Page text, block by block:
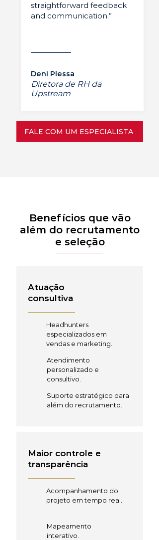
straightforward feedback
and communication.”
Deni Plessa
Diretora de RH da
Upstream
FALE COM UM ESPECIALISTA
Benefícios que vão
além do recrutamento
e seleção
Atuação
consultiva
Headhunters
especializados em
vendas e marketing.
Atendimento
personalizado e
consultivo.
Suporte estratégico para
além do recrutamento.
Maior controle e
transparência
Acompanhamento do
projeto em tempo real.
Mapeamento
interativo.